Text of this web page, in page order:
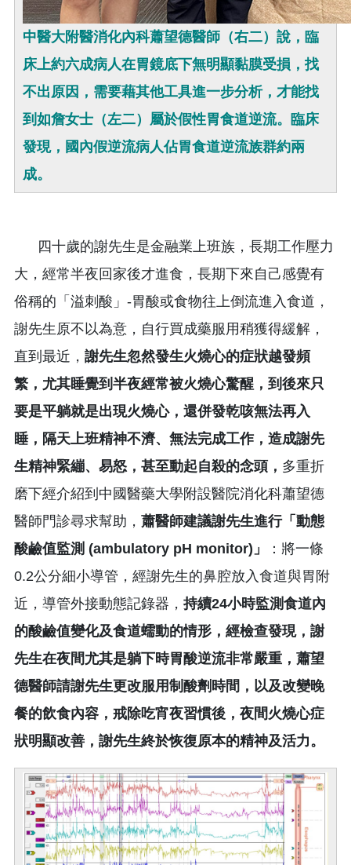
中醫大附醫消化內科蕭望德醫師（右二）說，臨
床上約六成病人在胃鏡底下無明顯黏膜受損，找
不出原因，需要藉其他工具進一步分析，才能找
到如詹女士（左二）屬於假性胃食道逆流。臨床
發現，國內假逆流病人佔胃食道逆流族群約兩
成。
四十歲的謝先生是金融業上班族，長期工作壓力
大，經常半夜回家後才進食，長期下來自己感覺有
俗稱的「溢刺酸」-胃酸或食物往上倒流進入食道，
謝先生原不以為意，自行買成藥服用稍獲得緩解，
直到最近， 謝先生忽然發生火燒心的症狀越發頻
繁，尤其睡覺到半夜經常被火燒心驚醒，到後來只
要是平躺就是出現火燒心，還併發乾咳無法再入
睡，隔天上班精神不濟、無法完成工作，造成謝先
生精神緊繃、易怒，甚至動起自殺的念頭， 多重折
磨下經介紹到中國醫藥大學附設醫院消化科蕭望德
醫師門診尋求幫助， 蕭醫師建議謝先生進行「動態
酸鹼值監測 (ambulatory pH monitor)」
：將一條
0.2公分細小導管，經謝先生的鼻腔放入食道與胃附
近，導管外接動態記錄器， 持續24小時監測食道內
的酸鹼值變化及食道蠕動的情形，經檢查發現，謝
先生在夜間尤其是躺下時胃酸逆流非常嚴重，蕭望
德醫師請謝先生更改服用制酸劑時間，以及改變晚
餐的飲食內容，戒除吃宵夜習慣後，夜間火燒心症
狀明顯改善，謝先生終於恢復原本的精神及活力。